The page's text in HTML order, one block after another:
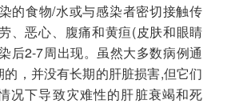
的食物/水或与感染者密切接触传
、恶心、腹痛和黄疸(皮肤和眼睛
后2-7周出现。虽然大多数病例通
，并没有长期的肝脏损害,但它们
况下导致灾难性的肝脏衰竭和死